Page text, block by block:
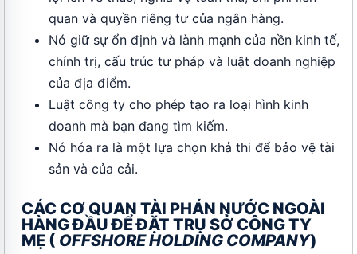
quan và quyền riêng tư của ngân hàng.
Nó giữ sự ổn định và lành mạnh của nền kinh tế,
chính trị, cấu trúc tư pháp và luật doanh nghiệp
của địa điểm.
Luật công ty cho phép tạo ra loại hình kinh
doanh mà bạn đang tìm kiếm.
Nó hóa ra là một lựa chọn khả thi để bảo vệ tài
sản và của cải.
CÁC CƠ QUAN TÀI PHÁN NƯỚC NGOÀI
HÀNG ĐẦU ĐỂ ĐẶT TRỤ SỞ CÔNG TY
MẸ ( OFFSHORE HOLDING COMPANY)